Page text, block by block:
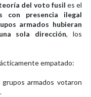
del voto fusil es el
con presencia ilegal
armados hubieran
sola dirección, los
empatado:
armados votaron
.